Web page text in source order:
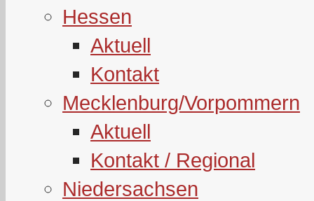
Hessen
Aktuell
Kontakt
Mecklenburg/Vorpommern
Aktuell
Kontakt / Regional
Niedersachsen